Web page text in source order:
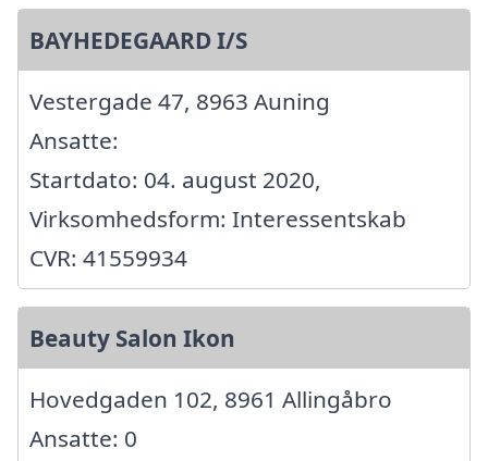
BAYHEDEGAARD I/S
Vestergade 47, 8963 Auning
Ansatte:
Startdato: 04. august 2020,
Virksomhedsform: Interessentskab
CVR: 41559934
Beauty Salon Ikon
Hovedgaden 102, 8961 Allingåbro
Ansatte: 0